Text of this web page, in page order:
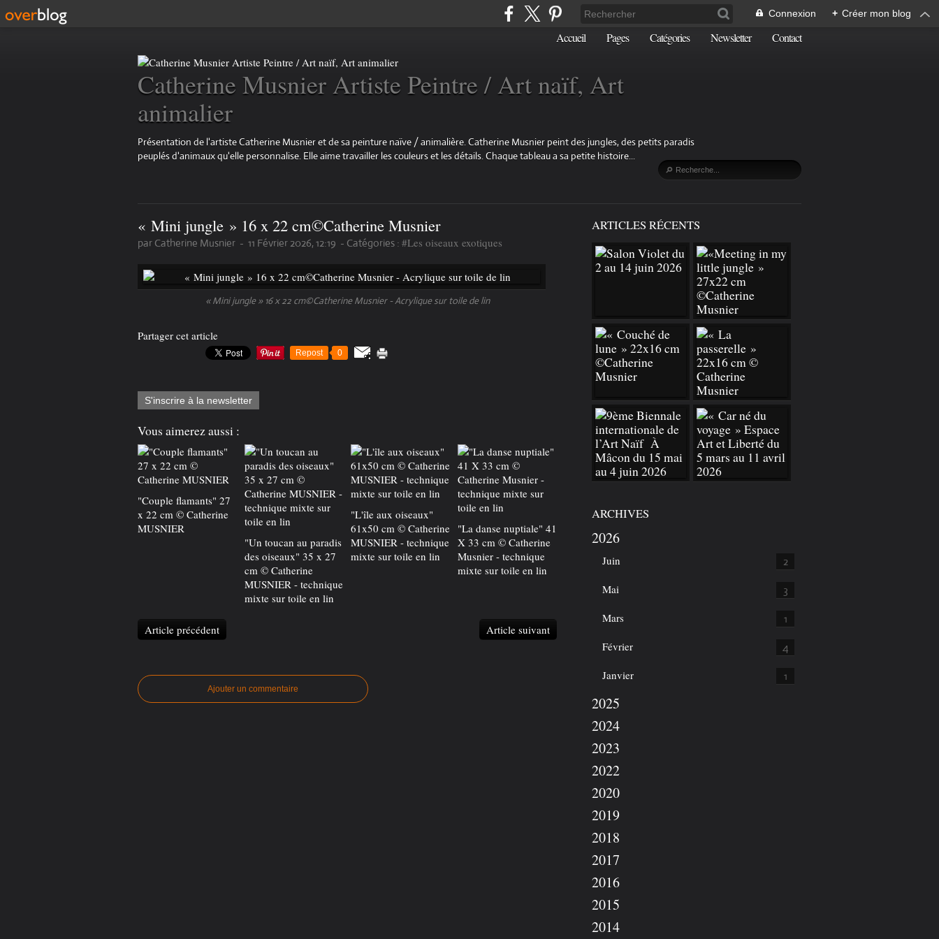
Connexion + Créer mon blog
Accueil Pages Catégories Newsletter Contact
Catherine Musnier Artiste Peintre / Art naïf, Art
animalier
Présentation de l'artiste Catherine Musnier et de sa peinture naïve / animalière. Catherine Musnier peint des jungles, des petits paradis
peuplés d'animaux qu'elle personnalise. Elle aime travailler les couleurs et les détails. Chaque tableau a sa petite histoire...
« Mini jungle » 16 x 22 cm©️Catherine Musnier
par Catherine Musnier - 11 Février 2026, 12:19 - Catégories : #Les oiseaux exotiques
« Mini jungle » 16 x 22 cm©️Catherine Musnier - Acrylique sur toile de lin
Partager cet article
Repost 0
S'inscrire à la newsletter
Vous aimerez aussi :
"Couple flamants" 27
x 22 cm © Catherine
MUSNIER
"Un toucan au paradis
des oiseaux" 35 x 27
cm © Catherine
MUSNIER - technique
mixte sur toile en lin
"L'île aux oiseaux"
61x50 cm © Catherine
MUSNIER - technique
mixte sur toile en lin
"La danse nuptiale" 41
X 33 cm © Catherine
Musnier - technique
mixte sur toile en lin
Article précédent Article suivant
Ajouter un commentaire
ARTICLES RÉCENTS
ARCHIVES
2026
Juin 2
Mai 3
Mars 1
Février 4
Janvier 1
2025
2024
2023
2022
2020
2019
2018
2017
2016
2015
2014